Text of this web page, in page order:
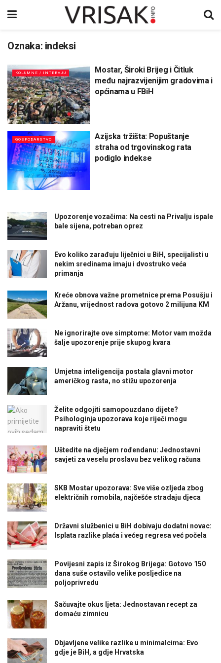
Oznaka: indeksi
KOLUMNE / INTERVJU
Mostar, Široki Brijeg i Čitluk
među najrazvijenijim gradovima i
općinama u FBiH
GOSPODARSTVO
Azijska tržišta: Popuštanje
straha od trgovinskog rata
podiglo indekse
Upozorenje vozačima: Na cesti na Privalju ispale
bale sijena, potreban oprez
Evo koliko zarađuju liječnici u BiH, specijalisti u
nekim sredinama imaju i dvostruko veća
primanja
Kreće obnova važne prometnice prema Posušju i
Aržanu, vrijednost radova gotovo 2 milijuna KM
Ne ignorirajte ove simptome: Motor vam možda
šalje upozorenje prije skupog kvara
Umjetna inteligencija postala glavni motor
američkog rasta, no stižu upozorenja
Želite odgojiti samopouzdano dijete?
Psihologinja upozorava koje riječi mogu
napraviti štetu
Uštedite na dječjem rođendanu: Jednostavni
savjeti za veselu proslavu bez velikog računa
SKB Mostar upozorava: Sve više ozljeda zbog
električnih romobila, najčešće stradaju djeca
Državni službenici u BiH dobivaju dodatni novac:
Isplata razlike plaća i većeg regresa već počela
Povijesni zapis iz Širokog Brijega: Gotovo 150
dana suše ostavilo velike posljedice na
poljoprivredu
Sačuvajte okus ljeta: Jednostavan recept za
domaću zimnicu
Objavljene velike razlike u minimalcima: Evo
gdje je BiH, a gdje Hrvatska